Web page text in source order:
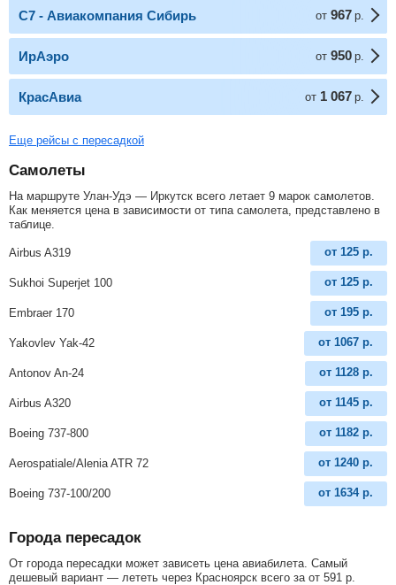
С7 - Авиакомпания Сибирь от 967 р.
ИрАэро от 950 р.
КрасАвиа от 1 067 р.
Еще рейсы с пересадкой
Самолеты
На маршруте Улан-Удэ — Иркутск всего летает 9 марок самолетов.
Как меняется цена в зависимости от типа самолета, представлено в
таблице.
Airbus A319 от 125 р.
Sukhoi Superjet 100 от 125 р.
Embraer 170 от 195 р.
Yakovlev Yak-42 от 1067 р.
Antonov An-24 от 1128 р.
Airbus A320 от 1145 р.
Boeing 737-800 от 1182 р.
Aerospatiale/Alenia ATR 72 от 1240 р.
Boeing 737-100/200 от 1634 р.
Города пересадок
От города пересадки может зависеть цена авиабилета. Самый
дешевый вариант — лететь через Красноярск всего за от 591 р